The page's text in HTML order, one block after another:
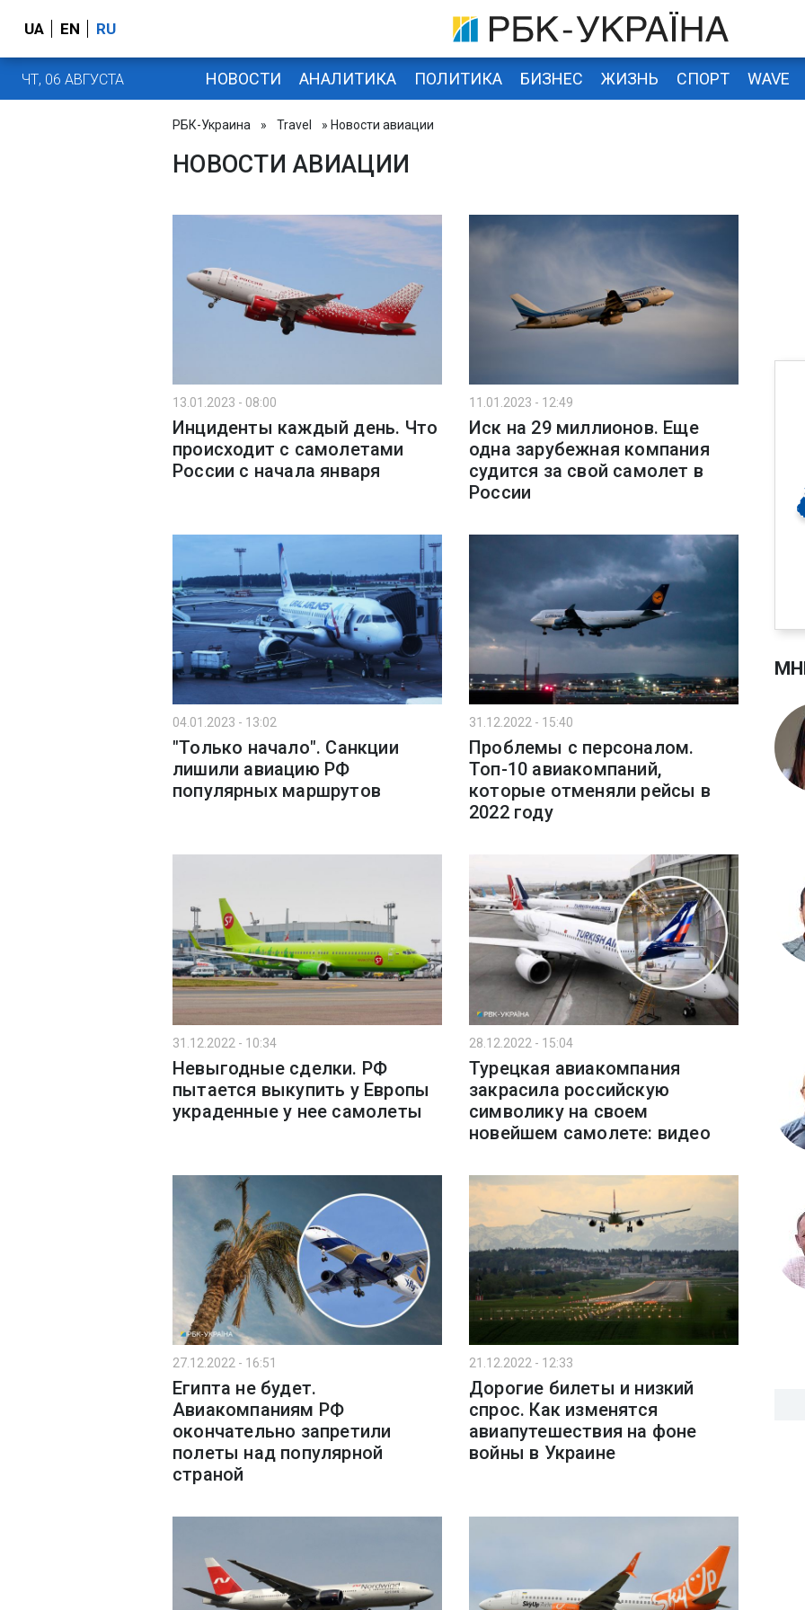
UA EN RU
ЧТ, 06 АВГУСТА НОВОСТИ АНАЛИТИКА ПОЛИТИКА БИЗНЕС ЖИЗНЬ СПОРТ WAVE
РБК-Украина » Travel » Новости авиации
НОВОСТИ АВИАЦИИ
13.01.2023 - 08:00
Инциденты каждый день. Что
происходит с самолетами
России с начала января
11.01.2023 - 12:49
Иск на 29 миллионов. Еще
одна зарубежная компания
судится за свой самолет в
России
04.01.2023 - 13:02
"Только начало". Санкции
лишили авиацию РФ
популярных маршрутов
31.12.2022 - 15:40
Проблемы с персоналом.
Топ-10 авиакомпаний,
которые отменяли рейсы в
2022 году
31.12.2022 - 10:34
Невыгодные сделки. РФ
пытается выкупить у Европы
украденные у нее самолеты
28.12.2022 - 15:04
Турецкая авиакомпания
закрасила российскую
символику на своем
новейшем самолете: видео
27.12.2022 - 16:51
Египта не будет.
Авиакомпаниям РФ
окончательно запретили
полеты над популярной
страной
21.12.2022 - 12:33
Дорогие билеты и низкий
спрос. Как изменятся
авиапутешествия на фоне
войны в Украине